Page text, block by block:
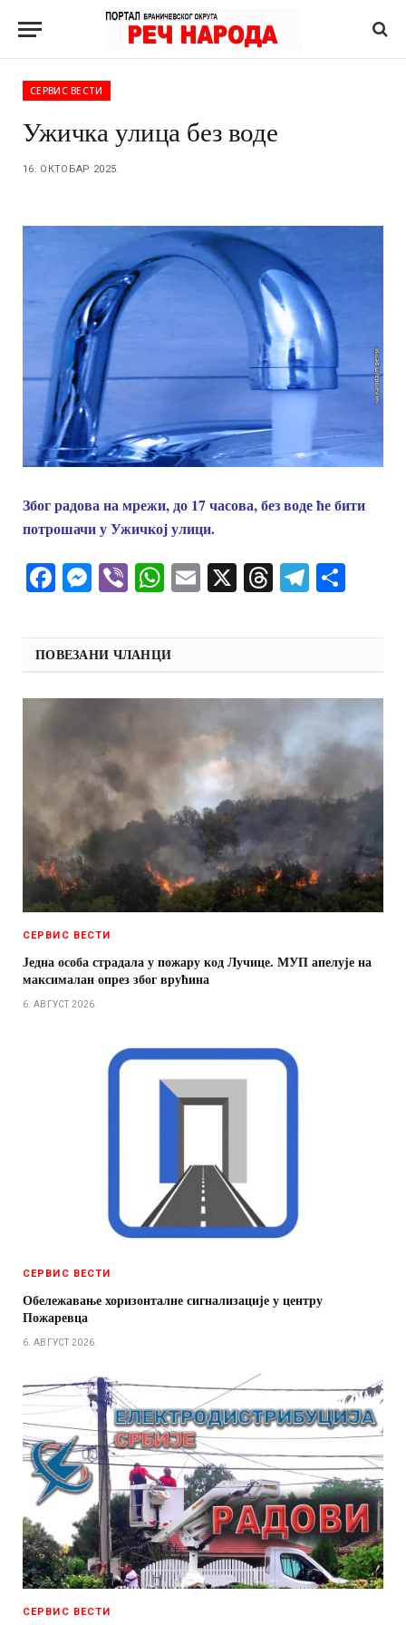
СЕРВИС ВЕСТИ
Ужичка улица без воде
16. ОКТОБАР 2025.
Због радова на мрежи, до 17 часова, без воде ће бити
потрошачи у Ужичкој улици.
Facebook
Messenger
ViberWhatsApp
Email
X Threads
ПОВЕЗАНИ ЧЛАНЦИ
СЕРВИС ВЕСТИ
Једна особа страдала у пожару код Лучице. МУП апелује на
максималан опрез због врућина
6. АВГУСТ 2026.
СЕРВИС ВЕСТИ
Обележавање хоризонталне сигнализације у центру
Пожаревца
6. АВГУСТ 2026.
СЕРВИС ВЕСТИ